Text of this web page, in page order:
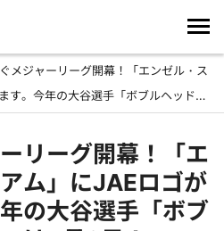
メジャーリーグ開幕！「エンゼル・ス
す。今年の大谷選手「ボブルヘッド・
リーグ開幕！「エ
ム」にJAEロゴが
の大谷選手「ボブ